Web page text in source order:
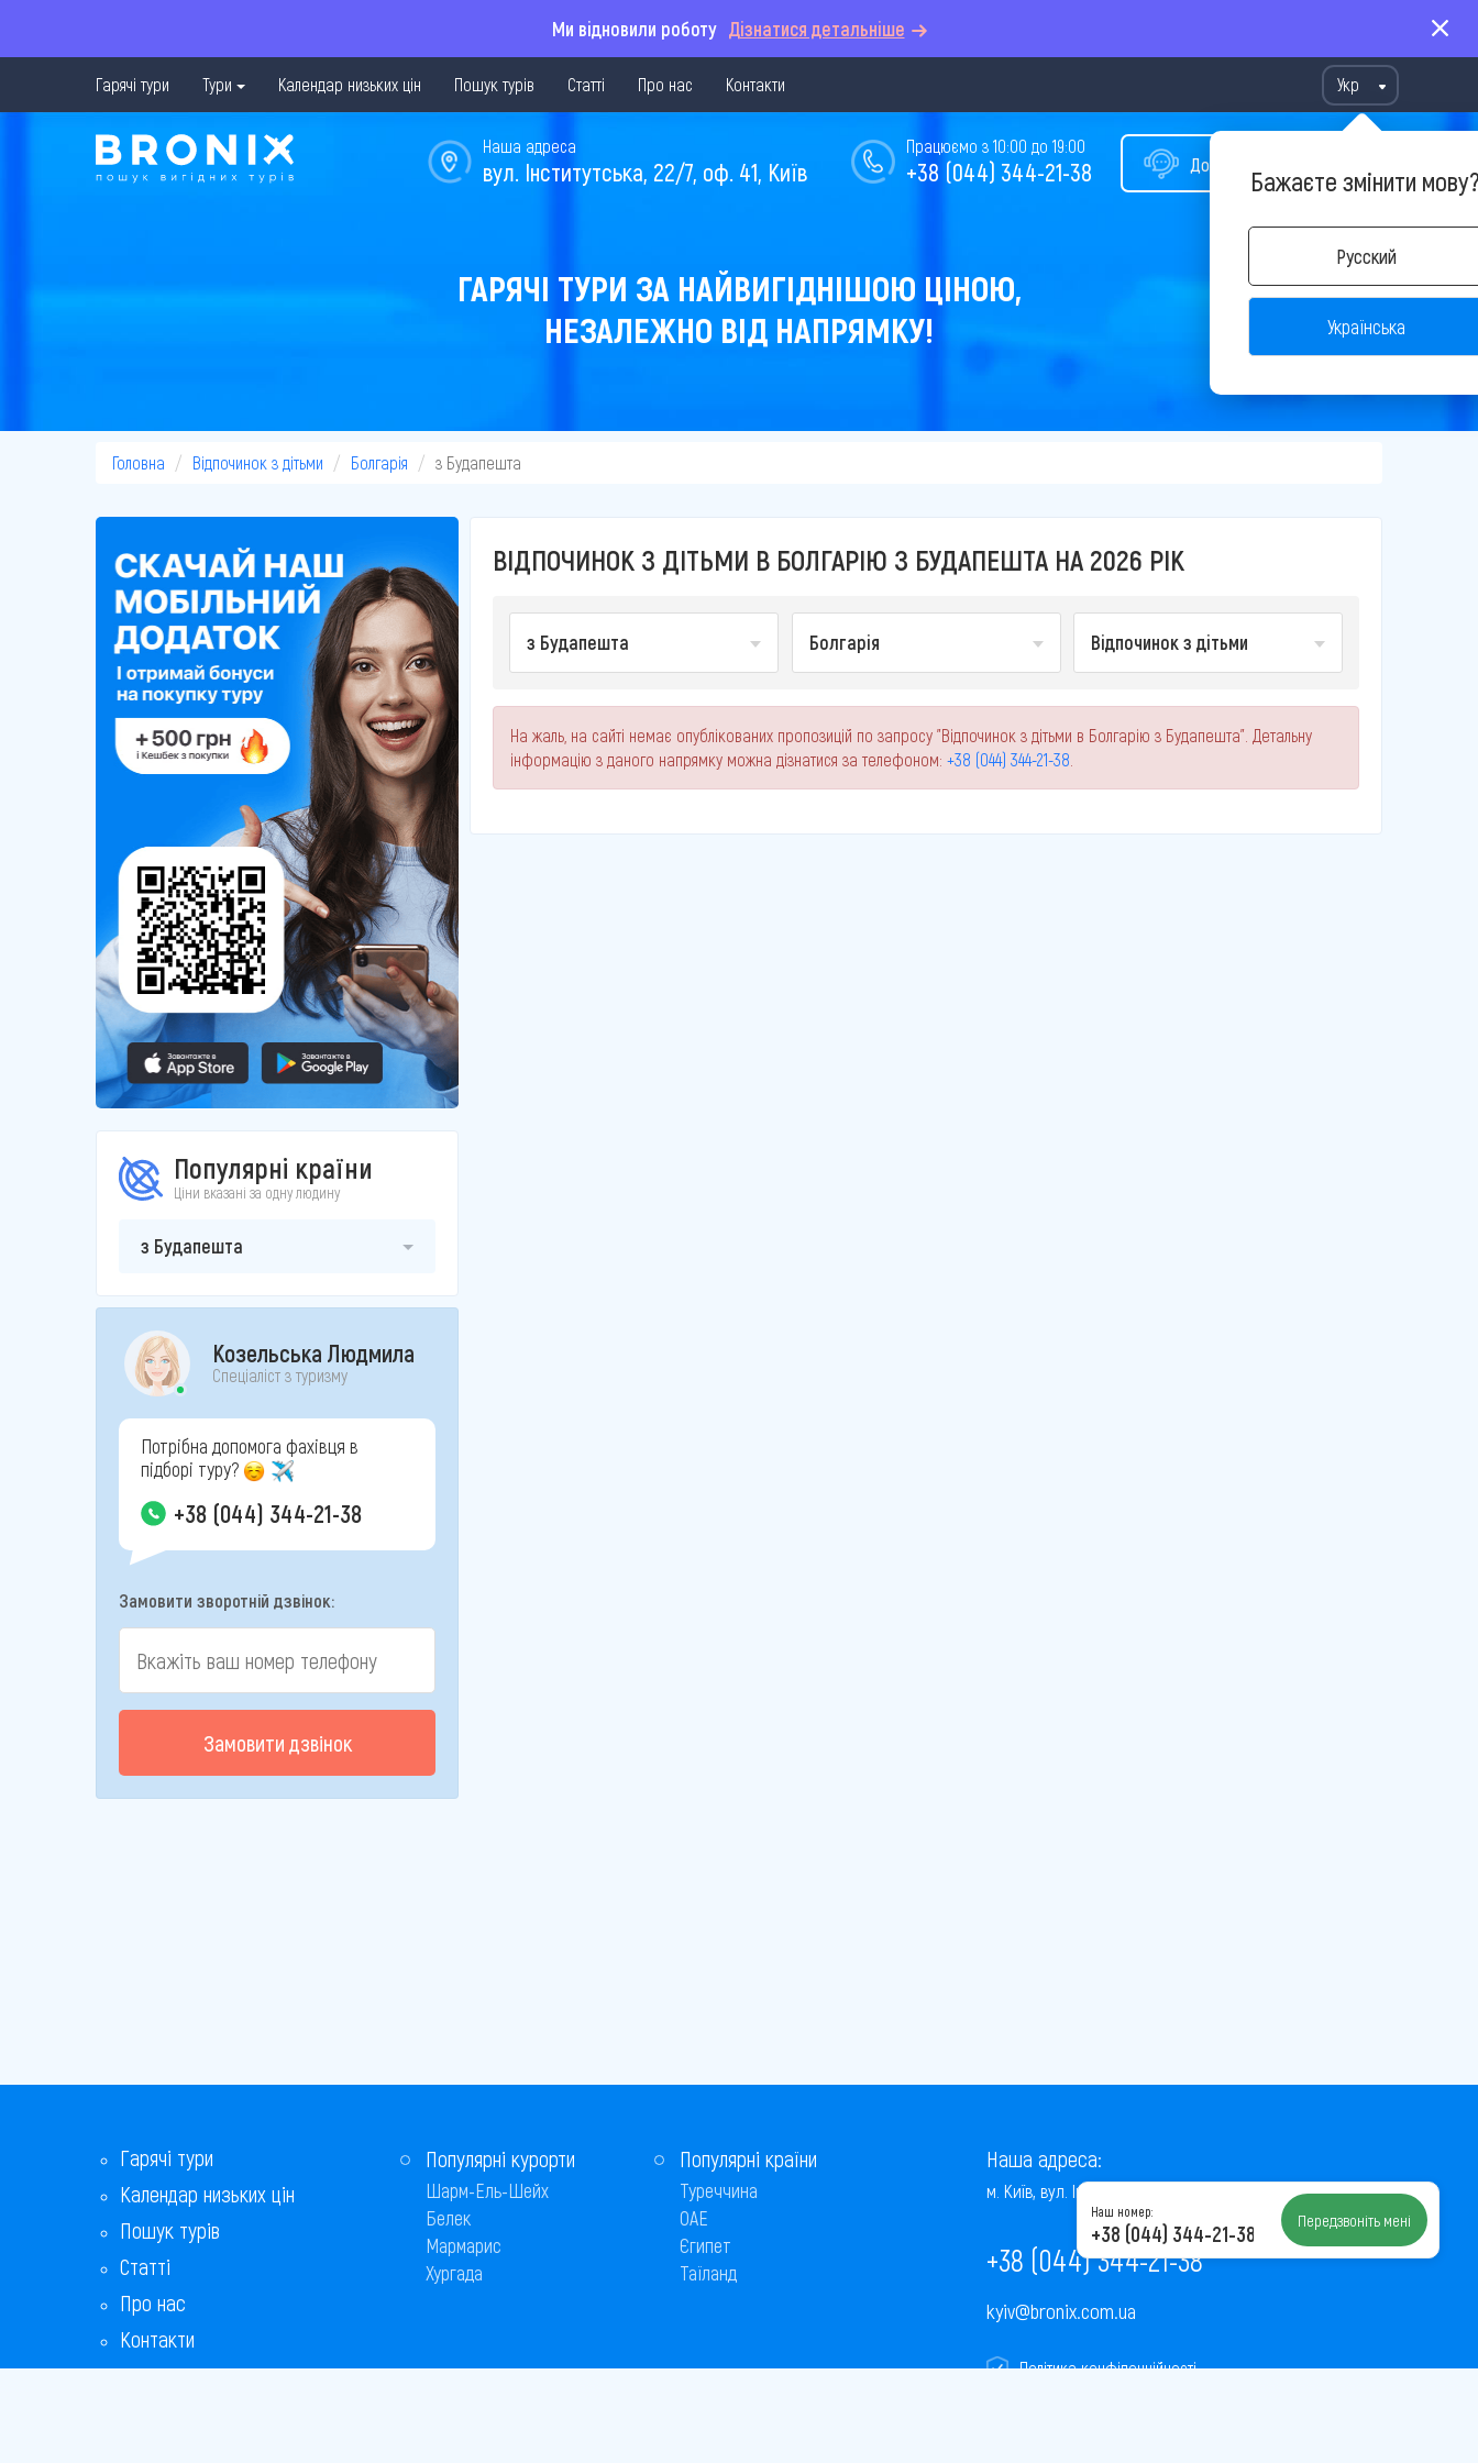
Ми відновили роботу Дізнатися детальніше
Гарячі тури Тури Календар низьких цін Пошук турів Статті Про нас Контакти Укр
Бажаєте змінити
Русский
Українська
Допомога у виборі туру
Працюємо з 10:00 до 19:00
+38 (044) 344-21-38
Наша адреса
вул. Інститутська, 22/7, оф. 41, Київ
ГАРЯЧІ ТУРИ ЗА НАЙВИГІДНІШОЮ ЦІНОЮ,
НЕЗАЛЕЖНО ВІД НАПРЯМКУ!
Головна Відпочинок з дітьми Болгарія з Будапешта
Популярні країни
Ціни вказані за одну людину
з Будапешта
Козельська Людмила
Спеціаліст з туризму
Потрібна допомога фахівця в
підборі туру?
+38 (044) 344-21-38
Замовити зворотній дзвінок:
Замовити дзвінок
ВІДПОЧИНОК З ДІТЬМИ В БОЛГАРІЮ З БУДАПЕШТА НА 2026 РІК
з Будапешта Болгарія Відпочинок з дітьми
На жаль, на сайті немає опублікованих пропозицій по запросу "Відпочинок з дітьми в Болгарію з Будапешта". Детальну
інформацію з даного напрямку можна дізнатися за телефоном: +38 (044) 344-21-38
Гарячі тури
Календар низьких цін
Пошук турів
Статті
Про нас
Контакти
Бонусна програма
Популярні курорти
Шарм-Ель-Шейх
Белек
Мармарис
Хургада
Популярні країни
Туреччина
ОАЕ
Єгипет
Таїланд
Наша адреса:
м. Київ, вул. Інститутська, 22/7, оф. 41
+38 (044) 344-21-38
kyiv@bronix.com.ua
Політика конфіденційності
Наш номер:
+38 (044) 344-21-38 Передзвоніть мені